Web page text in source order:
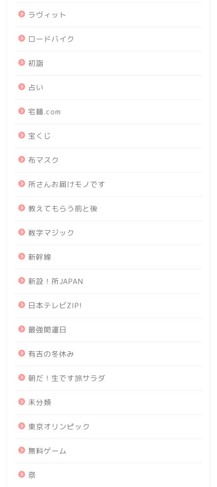
ラヴィット
ロードバイク
初詣
占い
宅麺.com
宝くじ
布マスク
所さんお届けモノです
教えてもらう前と後
数字マジック
新幹線
新設！所JAPAN
日本テレビZIP!
最強開運日
有吉の冬休み
朝だ！生です旅サラダ
未分類
東京オリンピック
無料ゲーム
祭